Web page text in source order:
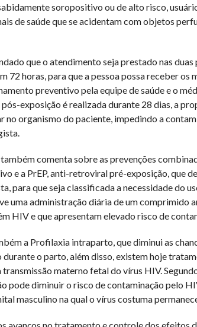
soropositivo ou de alto risco,
de saúde que se acidentam com objetos
que o atendimento seja prestado nas
72 horas, para que a pessoa possa receber
preventivo pela equipe de saúde e o
exposição é realizada durante 28 dias, a
no organismo do paciente, impedindo a
comenta sobre as prevenções
e a PrEP, anti-retroviral pré-exposição, que
para que seja classificada a necessidade do
uma administração diária de um
HIV e que apresentam elevado risco de
a Profilaxia intraparto, que diminui as
durante o parto, além disso, existem hoje
transmissão materno fetal do vírus HIV.
pode diminuir o risco de contaminação pelo
masculino na qual o vírus costuma